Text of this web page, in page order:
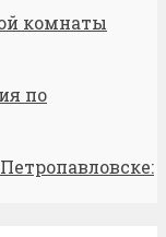
комнаты
по